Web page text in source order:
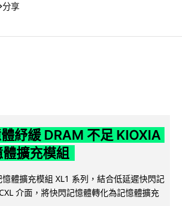
分享
紓緩 DRAM 不足 KIOXIA
擴充模組
體擴充模組 XL1 系列，結合低延遲快閃記
介面，將快閃記憶體轉化為記憶體擴充